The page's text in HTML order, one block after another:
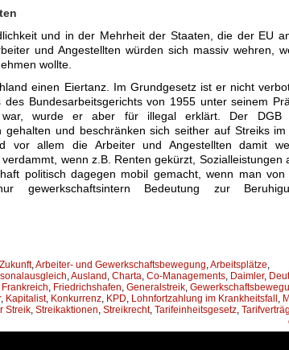
und in der Mehrheit der Staaten, die der EU
und Angestellten würden sich massiv wehren,
wollte.
einen Eiertanz. Im Grundgesetz ist er nicht
Bundesarbeitsgerichts von 1955 unter seinem
wurde er aber für illegal erklärt. Der DGB
gehalten und beschränken sich seither auf Streiks im
vor allem die Arbeiter und Angestellten damit
wenn z.B. Renten gekürzt, Sozialleistungen
politisch dagegen mobil gemacht, wenn man
gewerkschaftsintern Bedeutung zur
, Arbeiter- und Gewerkschaftsbewegung Arbeitsplätze
Ausland Charta Co-Managements Daimler,
Frankreich Friedrichshafen Generalstreik
, Kapitalist, Konkurrenz KPD Lohnfortzahlung im Krankheitsfall
Streik Streikaktionen Streikrecht, Tarifeinheitsgesetz